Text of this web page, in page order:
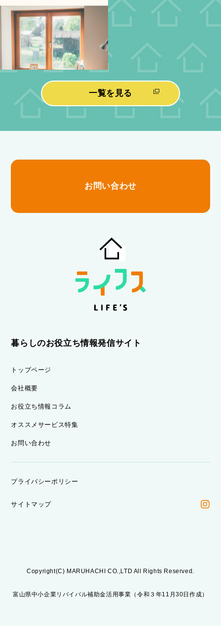
一覧を見る
お問い合わせ
暮らしのお役立ち情報発信サイト
トップページ
会社概要
お役立ち情報コラム
オススメサービス特集
お問い合わせ
プライバシーポリシー
サイトマップ
Copyright(C) MARUHACHI CO.,LTD All Rights Reserved.
富山県中小企業リバイバル補助金活用事業（令和３年11月30日作成）